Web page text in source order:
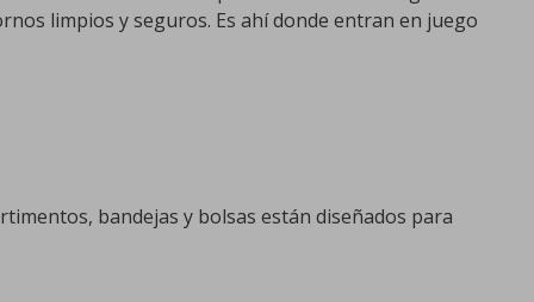
limpios y seguros. Es ahí donde entran en juego
bandejas y bolsas están diseñados para